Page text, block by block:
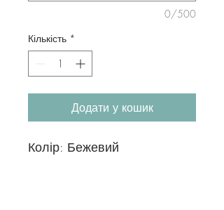
0/500
Кількість *
Додати у кошик
Колір: Бежевий